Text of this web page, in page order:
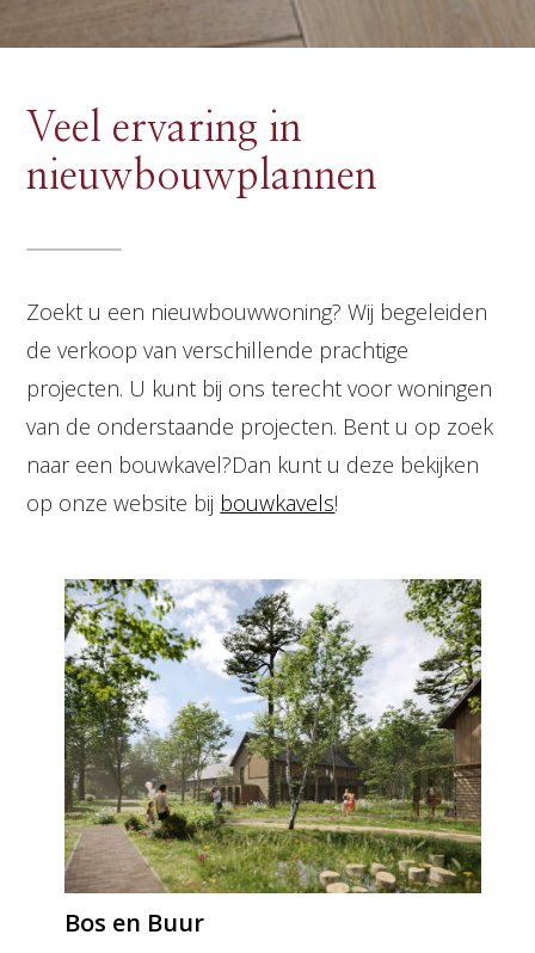
Veel ervaring in
nieuwbouwplannen
Zoekt u een nieuwbouwwoning? Wij begeleiden
de verkoop van verschillende prachtige
projecten. U kunt bij ons terecht voor woningen
van de onderstaande projecten. Bent u op zoek
naar een bouwkavel?Dan kunt u deze bekijken
op onze website bij bouwkavels!
Bos en Buur